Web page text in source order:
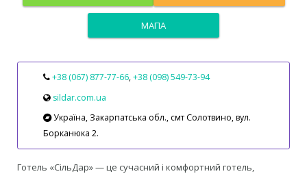
МАПА
+38 (067) 877-77-66,+38 (098) 549-73-94
sildar.com.ua
Україна, Закарпатська обл., смт Солотвино, вул.
Борканюка 2.
Готель «СільДар» — це сучасний і комфортний готель,